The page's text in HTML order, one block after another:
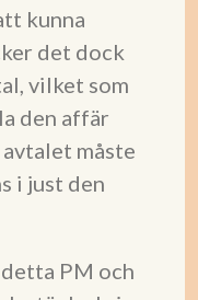
kunna
det dock
vilket som
den affär
måste
i just den
PM och